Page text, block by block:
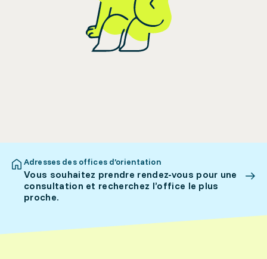
Adresses des offices d’orientation
Vous souhaitez prendre rendez-vous pour une
consultation et recherchez l’office le plus
proche.